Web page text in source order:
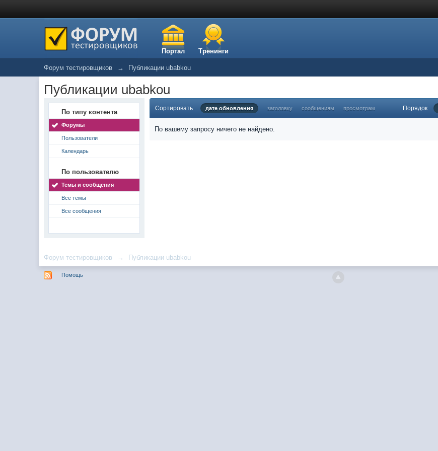
Портал Тренинги
Форум тестировщиков → Публикации ubabkou
Публикации ubabkou
По типу контента
Форумы
Пользователи
Календарь
По пользователю
Темы и сообщения
Все темы
Все сообщения
Сортировать дате обновления заголовку сообщениям просмотрам Порядок
По вашему запросу ничего не найдено.
Форум тестировщиков → Публикации ubabkou
Помощь